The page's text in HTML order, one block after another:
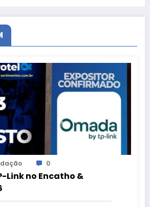
0
Link no Encatho &